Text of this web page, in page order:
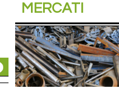
MERCATI